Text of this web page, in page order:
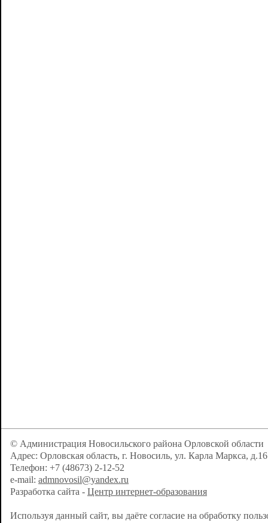
© Администрация Новосильского района Орловской области
Адрес: Орловская область, г. Новосиль, ул. Карла Маркса, д.16
Телефон: +7 (48673) 2-12-52
e-mail: admnovosil@yandex.ru
Разработка сайта - Центр интернет-образования
Используя данный сайт, вы даёте согласие на обработку